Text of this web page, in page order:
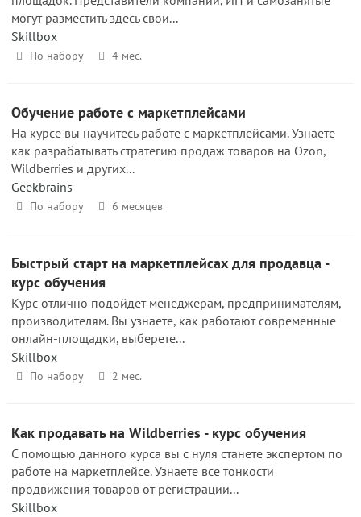
могут разместить здесь свои...
Skillbox
По набору 4 мес.
Обучение работе с маркетплейсами
На курсе вы научитесь работе с маркетплейсами. Узнаете
как разрабатывать стратегию продаж товаров на Ozon,
Wildberries и других...
Geekbrains
По набору 6 месяцев
Быстрый старт на маркетплейсах для продавца -
курс обучения
Курс отлично подойдет менеджерам, предпринимателям,
производителям. Вы узнаете, как работают современные
онлайн-площадки, выберете...
Skillbox
По набору 2 мес.
Как продавать на Wildberries - курс обучения
С помощью данного курса вы с нуля станете экспертом по
работе на маркетплейсе. Узнаете все тонкости
продвижения товаров от регистрации...
Skillbox